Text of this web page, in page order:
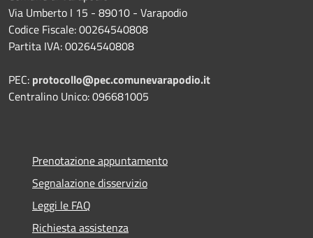
Via Umberto I 15 - 89010 - Varapodio
Codice Fiscale: 00264540808
Partita IVA: 00264540808
PEC: protocollo@pec.comunevarapodio.it
Centralino Unico: 096681005
Prenotazione appuntamento
Segnalazione disservizio
Leggi le FAQ
Richiesta assistenza